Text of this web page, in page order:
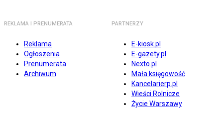
REKLAMA I PRENUMERATA
Reklama
Ogłoszenia
Prenumerata
Archiwum
PARTNERZY
E-kiosk.pl
E-gazety.pl
Nexto.pl
Mała księgowość
Kancelarierp.pl
Wieści Rolnicze
Życie Warszawy